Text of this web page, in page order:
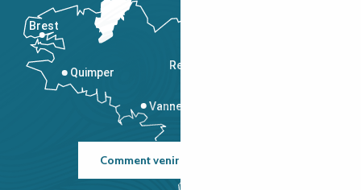
Rennes
Vannes
Quimper
Brest
Comment venir ?